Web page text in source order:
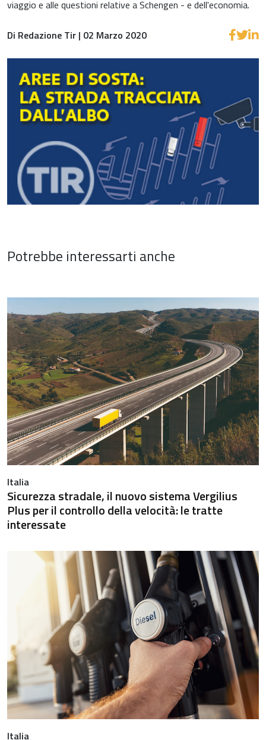
viaggio e alle questioni relative a Schengen - e dell'economia.
Di Redazione Tir | 02 Marzo 2020
Potrebbe interessarti anche
Italia
Sicurezza stradale, il nuovo sistema Vergilius
Plus per il controllo della velocità: le tratte
interessate
Italia